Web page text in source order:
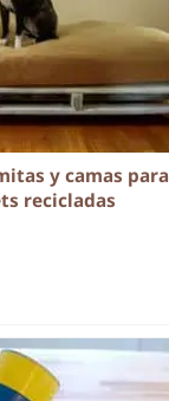
y camas para
recicladas